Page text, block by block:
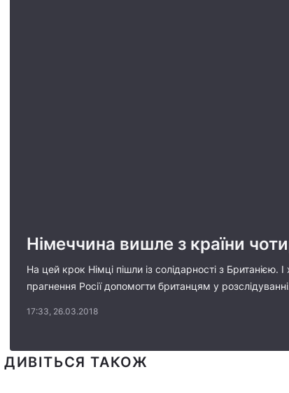
Німеччина вишле з країни
На цей крок Німці пішли із солідарності з
прагнення Росії допомогти британцям у
17:33, 26.03.2018
ДИВІТЬСЯ ТАКОЖ